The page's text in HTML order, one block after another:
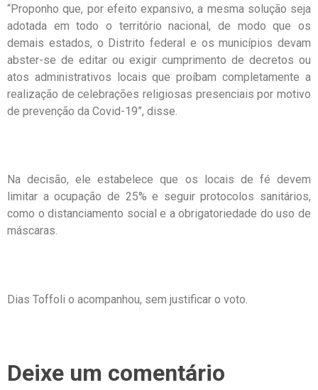
“Proponho que, por efeito expansivo, a mesma solução seja
adotada em todo o território nacional, de modo que os
demais estados, o Distrito federal e os municípios devam
abster-se de editar ou exigir cumprimento de decretos ou
atos administrativos locais que proíbam completamente a
realização de celebrações religiosas presenciais por motivo
de prevenção da Covid-19”, disse.
Na decisão, ele estabelece que os locais de fé devem
limitar a ocupação de 25% e seguir protocolos sanitários,
como o distanciamento social e a obrigatoriedade do uso de
máscaras.
Dias Toffoli o acompanhou, sem justificar o voto.
Deixe um comentário